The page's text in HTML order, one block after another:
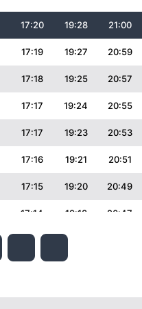
17:20 19:28 21:00
17:19 19:27 20:59
17:18 19:25 20:57
17:17 19:24 20:55
17:17 19:23 20:53
17:16 19:21 20:51
17:15 19:20 20:49
17:14 19:18 20:47
17:13 19:17